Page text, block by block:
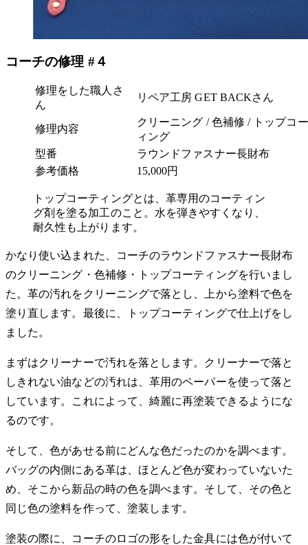
コーチの修理 #４
修理をした職人さ
ん
リペア工房 GET BACKさん
修理内容
クリーニング / 色補修 / トップコ
ィング
型番
ラウンドファスナー長財布
参考価格
15,000円
トップコーティングとは、革専用のコーティン
グ剤を塗る加工のこと。水を弾きやすくなり、
耐久性も上がります。
かなり使い込まれた、コーチのラウンドファスナー長財布
のクリーニング・色補修・トップコーティングを行いまし
た。革の汚れをクリーニングで落とし、上から塗料で色を
塗り直します。最後に、トップコーティングで仕上げをし
ました。
まずはクリーナーで汚れを落とします。クリーナーで落と
しきれない油などの汚れは、革用のペーパーを使って落と
しています。これによって、綺麗に再塗装できるようにな
るのです。
そして、色があせる前にどんな色だったのかを調べます。
バッグの内側にある革は、ほとんど色が変わっていないた
め、そこから新品の時の色を調べます。そして、その色と
同じ色の塗料を作って、塗装します。
塗装の際に、コーチのロゴの形をした金具には色が付いて